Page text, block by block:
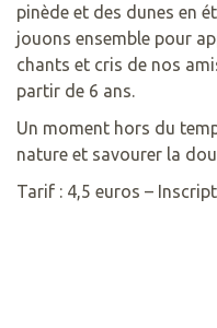
pinède et des dunes en
jouons ensemble pour
chants et cris de nos
partir de 6 ans.
Un moment hors du
nature et savourer la
Tarif : 4,5 euros –